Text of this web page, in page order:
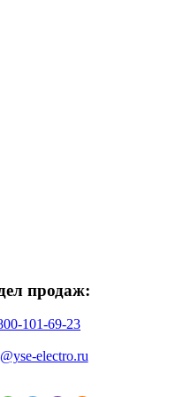
продаж:
101-69-23
electro.ru